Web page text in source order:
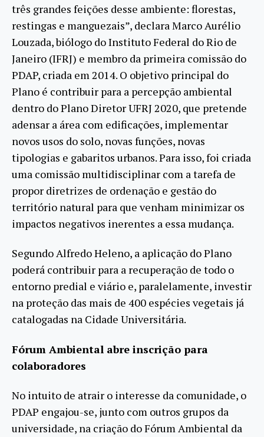
três grandes feições desse ambiente: florestas,
restingas e manguezais”, declara Marco Aurélio
Louzada, biólogo do Instituto Federal do Rio de
Janeiro (IFRJ) e membro da primeira comissão do
PDAP, criada em 2014. O objetivo principal do
Plano é contribuir para a percepção ambiental
dentro do Plano Diretor UFRJ 2020, que pretende
adensar a área com edificações, implementar
novos usos do solo, novas funções, novas
tipologias e gabaritos urbanos. Para isso, foi criada
uma comissão multidisciplinar com a tarefa de
propor diretrizes de ordenação e gestão do
território natural para que venham minimizar os
impactos negativos inerentes a essa mudança.
Segundo Alfredo Heleno, a aplicação do Plano
poderá contribuir para a recuperação de todo o
entorno predial e viário e, paralelamente, investir
na proteção das mais de 400 espécies vegetais já
catalogadas na Cidade Universitária.
Fórum Ambiental abre inscrição para
colaboradores
No intuito de atrair o interesse da comunidade, o
PDAP engajou-se, junto com outros grupos da
universidade, na criação do Fórum Ambiental da